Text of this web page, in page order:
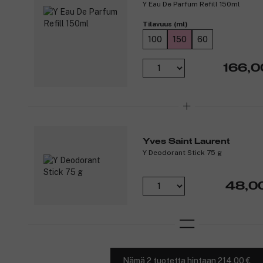
Y Eau De Parfum Refill 150ml
Tilavuus (ml)
100 150 60
Yves Saint Laurent
Y Deodorant Stick 75 g
Nämä 2 tuotetta hintaan 214,00 €